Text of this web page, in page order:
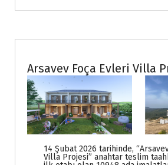
Arsavev Foça Evleri Villa
14 Şubat 2026 tarihinde,
Villa Projesi” anahtar teslim